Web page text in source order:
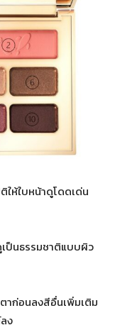
ให้ใบหน้าดูโดดเด่น
ป็นธรรมชาติแบบผิว
าก่อนลงสีอื่นเพิ่มเติม
ง